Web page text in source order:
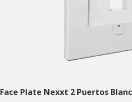
Face Plate Nexxt 2 Puertos